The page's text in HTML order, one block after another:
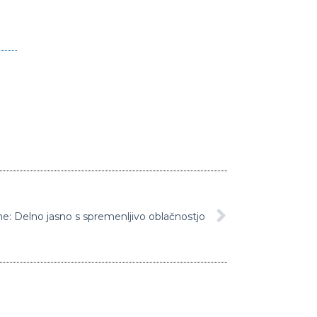
Delno jasno s spremenljivo oblačnostjo